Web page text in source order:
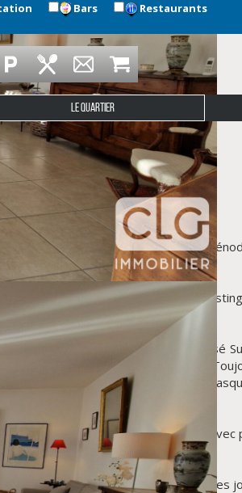
Bars Restaurants
LE QUARTIER
un quartier calme et recherché de
entretenue, et se
lumineux d'environ 40 m² exposé
avec de nombreux rangements.
avec grande douche et double
à votre disposition, dont certaines
sans vis-à-vis pour profiter des